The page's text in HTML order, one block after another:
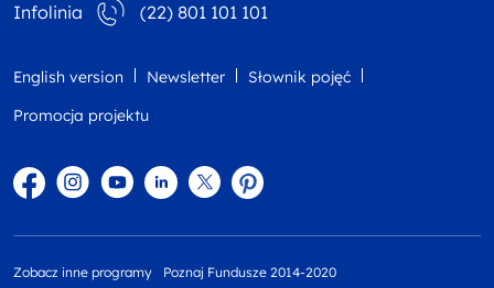
Infolinia (22) 801 101 101
English version Newsletter
Słownik pojęć
Promocja projektu
FacebookInstagram
YouTubeLinkedintwitterPinterest
Zobacz inne programy Poznaj Fundusze 2014-2020